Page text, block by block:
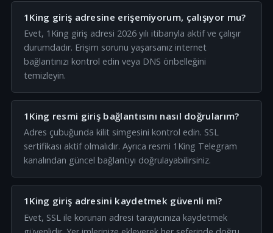
1King giriş adresine erişemiyorum, çalışıyor mu?
Evet, 1King giriş adresi 2026 yılı itibarıyla aktif ve çalışır
durumdadır. Erişim sorunu yaşarsanız internet
bağlantınızı kontrol edin veya DNS önbelleğini
temizleyin.
1King resmi giriş bağlantısını nasıl doğrularım?
Adres çubuğunda kilit simgesini kontrol edin. SSL
sertifikası aktif olmalıdır. Ayrıca resmi 1King Telegram
kanalından güncel bağlantıyı doğrulayabilirsiniz.
1King giriş adresini kaydetmek güvenli mi?
Evet, SSL ile korunan adresi tarayıcınıza kaydetmek